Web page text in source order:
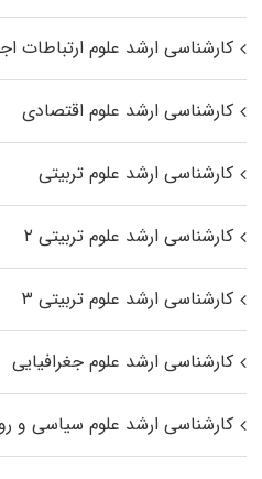
کارشناسی ارشد علوم ارتباطات
کارشناسی ارشد علوم اقتصادی
کارشناسی ارشد علوم تربیتی
کارشناسی ارشد علوم تربیتی ۲
کارشناسی ارشد علوم تربیتی ۳
کارشناسی ارشد علوم جغرافیایی
کارشناسی ارشد علوم سیاسی و